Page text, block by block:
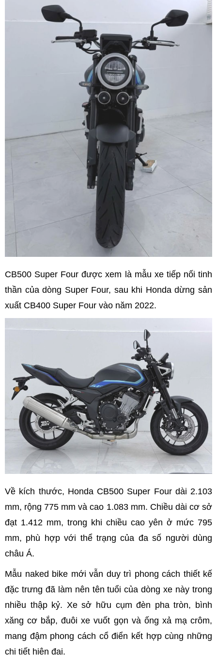
CB500 Super Four được xem là mẫu xe tiếp nối tinh
thần của dòng Super Four, sau khi Honda dừng sản
xuất CB400 Super Four vào năm 2022.
Về kích thước, Honda CB500 Super Four dài 2.103
mm, rộng 775 mm và cao 1.083 mm. Chiều dài cơ sở
đạt 1.412 mm, trong khi chiều cao yên ở mức 795
mm, phù hợp với thể trạng của đa số người dùng
châu Á.
Mẫu naked bike mới vẫn duy trì phong cách thiết kế
đặc trưng đã làm nên tên tuổi của dòng xe này trong
nhiều thập kỷ. Xe sở hữu cụm đèn pha tròn, bình
xăng cơ bắp, đuôi xe vuốt gọn và ống xả mạ crôm,
mang đậm phong cách cổ điển kết hợp cùng những
chi tiết hiện đại.